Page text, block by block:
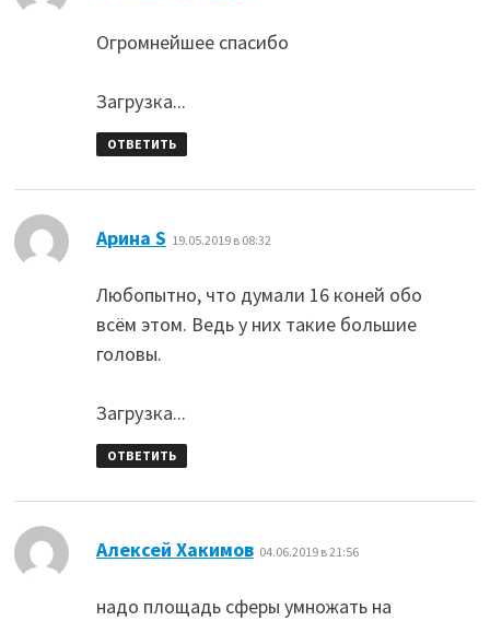
Огромнейшее спасибо
Загрузка...
ОТВЕТИТЬ
Арина S 19.05.2019 в 08:32
Любопытно, что думали 16 коней обо
всём этом. Ведь у них такие большие
головы.
Загрузка...
ОТВЕТИТЬ
Алексей Хакимов: 04.06.2019 в 21:56
надо площадь сферы умножать на